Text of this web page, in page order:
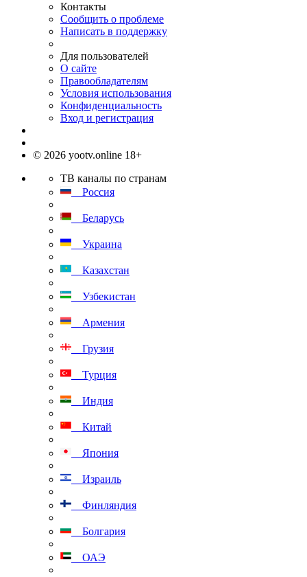
Контакты
Сообщить о проблеме
Написать в поддержку
Для пользователей
О сайте
Правообладателям
Условия использования
Конфиденциальность
Вход и регистрация
© 2026 yootv.online 18+
ТВ каналы по странам
Россия
Беларусь
Украина
Казахстан
Узбекистан
Армения
Грузия
Турция
Индия
Китай
Япония
Израиль
Финляндия
Болгария
ОАЭ